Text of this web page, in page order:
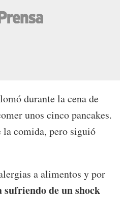
durante la cena de
unos cinco pancakes.
la comida, pero siguió
a alimentos y por
sufriendo de un shock